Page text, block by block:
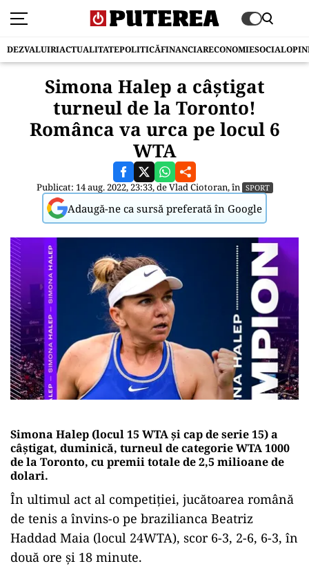
DEZVALUIRIACTUALITATEPOLITICĂFINANCIARECONOMIESOCIAL
Simona Halep a câștigat
turneul de la Toronto!
Românca va urca pe locul 6
WTA
Publicat: 14 aug. 2022, 23:33, deVlad Ciotoran, în SPORT
Adaugă-ne ca sursă preferată în Google
Simona Halep (locul 15 WTA şi cap de serie 15) a
câştigat, duminică, turneul de categorie WTA 1000
de la Toronto, cu premii totale de 2,5 milioane de
dolari.
În ultimul act al competiției, jucătoarea română
de tenis a învins-o pe brazilianca Beatriz
Haddad Maia (locul 24WTA), scor 6-3, 2-6, 6-3, în
două ore şi 18 minute.